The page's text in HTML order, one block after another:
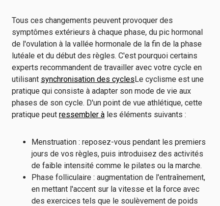
Tous ces changements peuvent provoquer des
symptômes extérieurs à chaque phase, du pic hormonal
de l'ovulation à la vallée hormonale de la fin de la phase
lutéale et du début des règles. C'est pourquoi certains
experts recommandent de travailler avec votre cycle en
utilisant synchronisation des cyclesLe cyclisme est une
pratique qui consiste à adapter son mode de vie aux
phases de son cycle. D'un point de vue athlétique, cette
pratique peut ressembler à les éléments suivants :
Menstruation : reposez-vous pendant les premiers
jours de vos règles, puis introduisez des activités
de faible intensité comme le pilates ou la marche.
Phase folliculaire : augmentation de l'entraînement,
en mettant l'accent sur la vitesse et la force avec
des exercices tels que le soulèvement de poids